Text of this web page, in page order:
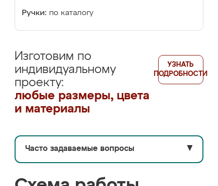
Ручки: по каталогу
Изготовим по
индивидуальному
проекту:
любые размеры, цвета
и материалы
УЗНАТЬ
ПОДРОБНОСТИ
Часто задаваемые вопросы ▼